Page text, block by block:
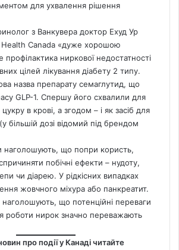
для ухвалення рішення
з Ванкувера доктор Ехуд Ур
Health Canada «дуже хорошою
ниркової недостатності
цілей лікування діабету 2 типу.
назва препарату семаглутид, що
GLP-1. Спершу його схвалили для
в крові, а згодом – і як засіб для
більшій дозі відомий під брендом
наголошують, що попри користь,
побічні ефекти – нудоту,
чи діарею. У рідкісних випадках
жовчного міхура або панкреатит.
наголошують, що потенційні переваги
роботи нирок значно переважають
про події у Канаді читайте